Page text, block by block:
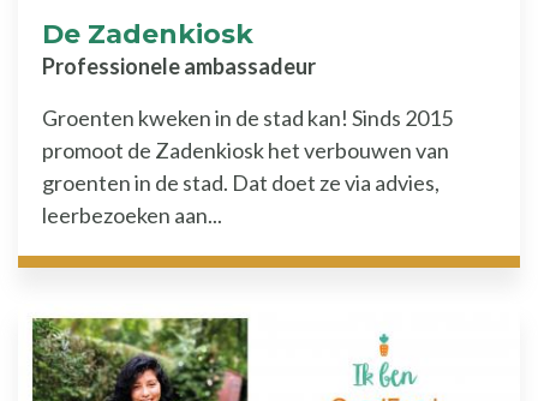
De Zadenkiosk
Professionele ambassadeur
Groenten kweken in de stad kan! Sinds 2015
promoot de Zadenkiosk het verbouwen van
groenten in de stad. Dat doet ze via advies,
leerbezoeken aan...